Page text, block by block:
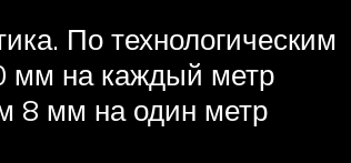
По технологическим
мм на каждый метр
8 мм на один метр